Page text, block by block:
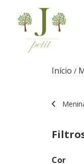
Início /
Cor